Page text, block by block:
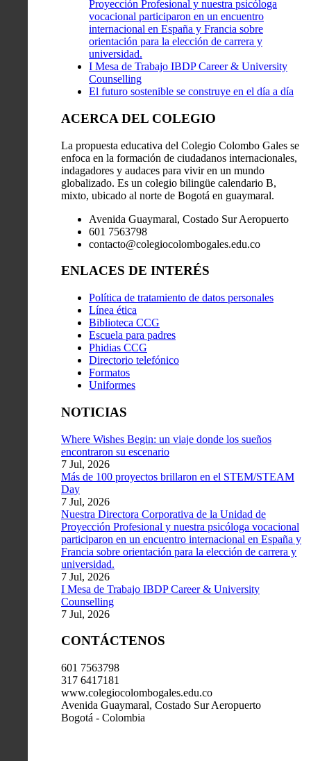
Proyección Profesional y nuestra psicóloga
vocacional participaron en un encuentro
internacional en España y Francia sobre
orientación para la elección de carrera y
universidad.
I Mesa de Trabajo IBDP Career & University
Counselling
El futuro sostenible se construye en el día a día
ACERCA DEL COLEGIO
La propuesta educativa del Colegio Colombo Gales se
enfoca en la formación de ciudadanos internacionales,
indagadores y audaces para vivir en un mundo
globalizado. Es un colegio bilingüe calendario B,
mixto, ubicado al norte de Bogotá en guaymaral.
Avenida Guaymaral, Costado Sur Aeropuerto
601 7563798
contacto@colegiocolombogales.edu.co
ENLACES DE INTERÉS
Política de tratamiento de datos personales
Línea ética
Biblioteca CCG
Escuela para padres
Phidias CCG
Directorio telefónico
Formatos
Uniformes
NOTICIAS
Where Wishes Begin: un viaje donde los sueños
encontraron su escenario
7 Jul, 2026
Más de 100 proyectos brillaron en el STEM/STEAM
Day
7 Jul, 2026
Nuestra Directora Corporativa de la Unidad de
Proyección Profesional y nuestra psicóloga vocacional
participaron en un encuentro internacional en España y
Francia sobre orientación para la elección de carrera y
universidad.
7 Jul, 2026
I Mesa de Trabajo IBDP Career & University
Counselling
7 Jul, 2026
CONTÁCTENOS
601 7563798
317 6417181
www.colegiocolombogales.edu.co
Avenida Guaymaral, Costado Sur Aeropuerto
Bogotá - Colombia